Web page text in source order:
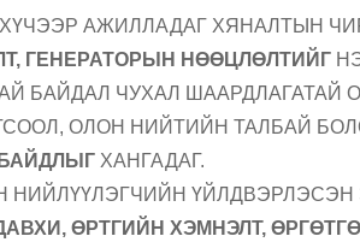
АЖИЛЛАДАГ ХЯНАЛТЫН
ГЕНЕРАТОРЫН НӨӨЦЛӨЛТИЙГ
БАЙДАЛ ЧУХАЛ ШААРДЛАГАТАЙ
ОЛОН НИЙТИЙН ТАЛБАЙ
ХАНГАДАГ.
НИЙЛҮҮЛЭГЧИЙН ҮЙЛДВЭРЛЭСЭН
ӨРТГИЙН ХЭМНЭЛТ,